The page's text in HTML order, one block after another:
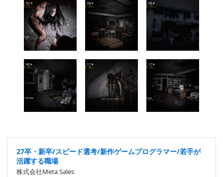
27卒・新卒/スピード選考/新作ゲームプログラマー/若手が
活躍する職場
株式会社Meta Sales